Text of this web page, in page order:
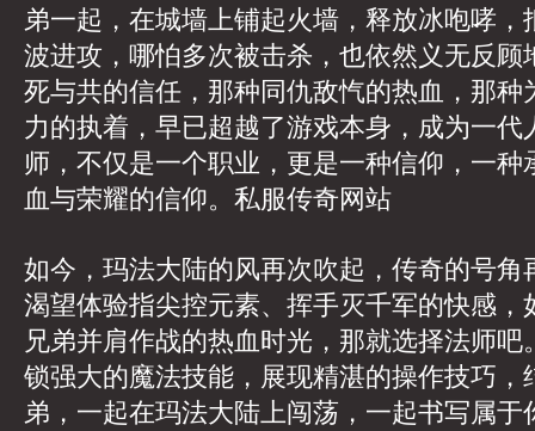
弟一起，在城墙上铺起火墙，释放冰咆哮，
波进攻，哪怕多次被击杀，也依然义无反顾
死与共的信任，那种同仇敌忾的热血，那种
力的执着，早已超越了游戏本身，成为一代
师，不仅是一个职业，更是一种信仰，一种
血与荣耀的信仰。 私服传奇网站
如今，玛法大陆的风再次吹起，传奇的号角
渴望体验指尖控元素、挥手灭千军的快感，
兄弟并肩作战的热血时光，那就选择法师
锁强大的魔法技能，展现精湛的操作技巧，
弟，一起在玛法大陆上闯荡，一起书写属于